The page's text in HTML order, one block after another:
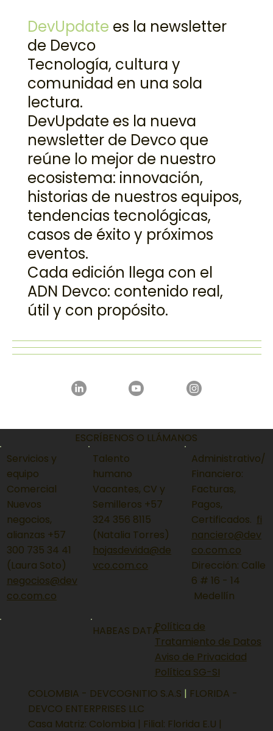
DevUpdate es la newsletter
de Devco
Tecnología, cultura y
comunidad en una sola
lectura.
DevUpdate es la nueva
newsletter de Devco que
reúne lo mejor de nuestro
ecosistema: innovación,
historias de nuestros equipos,
tendencias tecnológicas,
casos de éxito y próximos
eventos.
Cada edición llega con el
útil y con propósito.
ESCRÍBENOS O LLÁMANOS
Servicios y
equipo
Comercial
Nuevos
negocios,
alianzas +57
300 735 34 41
(Laura Soto)
Talento
humano
Vacantes, CV y
Semilleros +57
324 356 8115
(Natalia Torres)
Administrativo/
Financiero:
Facturas,
Pagos,
Certificados.fi
nanciero@dev
co.com.co
Dirección: Calle
6 # 16 - 14
Medellín
HABEAS DATAPolítica de
Tratamiento de Datos
Aviso de Privacidad